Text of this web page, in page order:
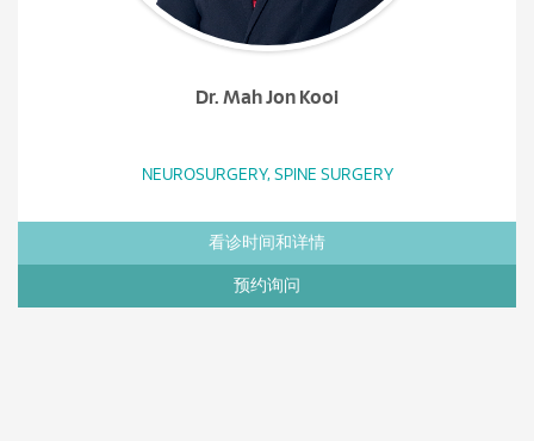
Dr. Mah Jon Kooi
NEUROSURGERY, SPINE SURGERY
看诊时间和详情
预约询问